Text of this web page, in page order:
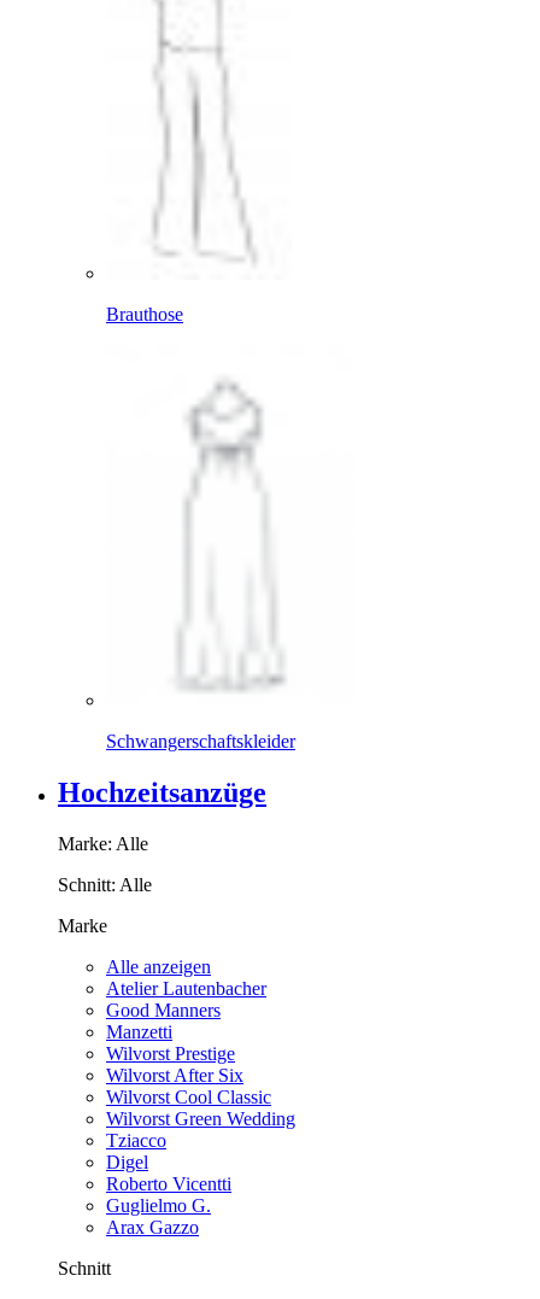
Brauthose
Schwangerschaftskleider
Hochzeitsanzüge
Marke: Alle
Schnitt: Alle
Marke
Alle anzeigen
Atelier Lautenbacher
Good Manners
Manzetti
Wilvorst Prestige
Wilvorst After Six
Wilvorst Cool Classic
Wilvorst Green Wedding
Tziacco
Digel
Roberto Vicentti
Guglielmo G.
Arax Gazzo
Schnitt